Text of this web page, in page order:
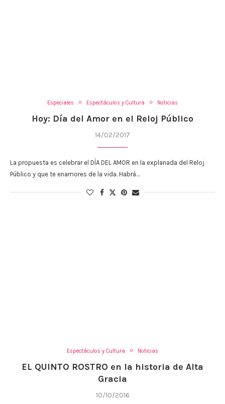
Especiales Espectáculos y Cultura Noticias
Hoy: Día del Amor en el Reloj Público
14/02/2017
La propuesta es celebrar el DÍA DEL AMOR en la explanada del Reloj
Público y que te enamores de la vida. Habrá…
Espectáculos y Cultura Noticias
EL QUINTO ROSTRO en la historia de Alta
Gracia
10/10/2016